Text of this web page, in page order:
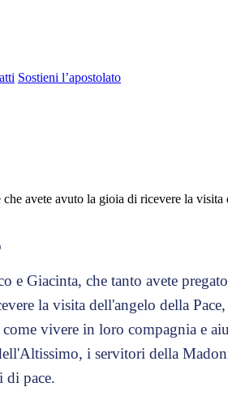
Sostieni l’apostolato
avete avuto la gioia di ricevere la
e Giacinta, che tanto avete
la visita dell'angelo della
vivere in loro compagnia e
i servitori della
di pace.